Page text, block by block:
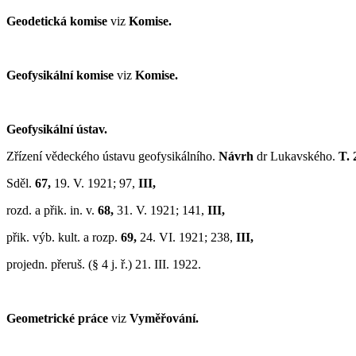
Geodetická komise viz Komise.
Geofysikální komise viz Komise.
Geofysikální ústav.
Zřízení vědeckého ústavu geofysikálního. Návrh dr Lukavského. T.
Sděl. 67, 19. V. 1921; 97, III,
rozd. a přik. in. v. 68, 31. V. 1921; 141, III,
přik. výb. kult. a rozp. 69, 24. VI. 1921; 238, III,
projedn. přeruš. (§ 4 j. ř.) 21. III. 1922.
Geometrické práce viz Vyměřování.